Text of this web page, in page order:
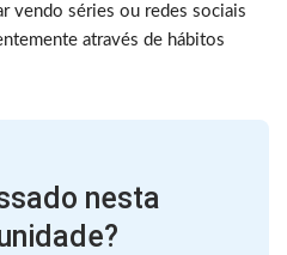
vendo séries ou redes sociais
através de hábitos
nesta